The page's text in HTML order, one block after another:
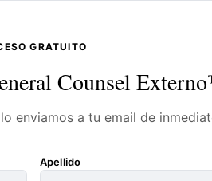
GRATUITO
Counsel
enviamos a tu email de
Apellido